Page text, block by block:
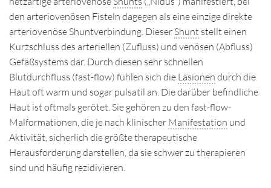
den arteriovenösen Fisteln dagegen als eine einzige direkte
arteriovenöse Shuntverbindung. Dieser Shunt stellt einen
Kurzschluss des arteriellen (Zufluss) und venösen (Abfluss)
Gefäßsystems dar. Durch diesen sehr schnellen
Blutdurchfluss (fast-flow) fühlen sich die Läsionen durch die
Haut oft warm und sogar pulsatil an. Die darüber befindliche
Haut ist oftmals gerötet. Sie gehören zu den fast-flow-
Malformationen, die je nach klinischer Manifestation und
Aktivität, sicherlich die größte therapeutische
Herausforderung darstellen, da sie schwer zu therapieren
sind und häufig rezidivieren.